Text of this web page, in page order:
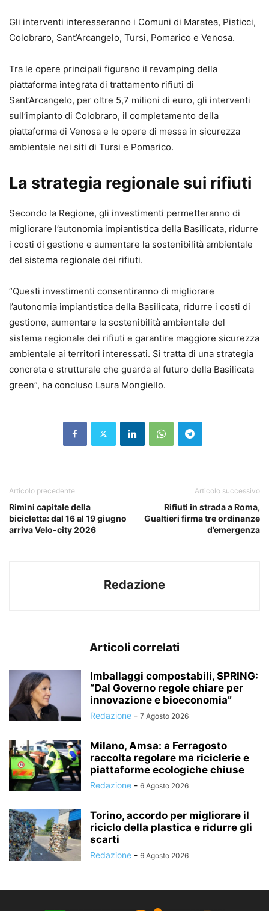
Gli interventi interesseranno i Comuni di Maratea, Pisticci,
Colobraro, Sant’Arcangelo, Tursi, Pomarico e Venosa.
Tra le opere principali figurano il revamping della
piattaforma integrata di trattamento rifiuti di
Sant’Arcangelo, per oltre 5,7 milioni di euro, gli interventi
sull’impianto di Colobraro, il completamento della
piattaforma di Venosa e le opere di messa in sicurezza
ambientale nei siti di Tursi e Pomarico.
La strategia regionale sui rifiuti
Secondo la Regione, gli investimenti permetteranno di
migliorare l’autonomia impiantistica della Basilicata, ridurre
i costi di gestione e aumentare la sostenibilità ambientale
del sistema regionale dei rifiuti.
“Questi investimenti consentiranno di migliorare
l’autonomia impiantistica della Basilicata, ridurre i costi di
gestione, aumentare la sostenibilità ambientale del
sistema regionale dei rifiuti e garantire maggiore sicurezza
ambientale ai territori interessati. Si tratta di una strategia
concreta e strutturale che guarda al futuro della Basilicata
green”, ha concluso Laura Mongiello.
Articolo precedente
Rimini capitale della
bicicletta: dal 16 al 19 giugno
arriva Velo-city 2026
Articolo successivo
Rifiuti in strada a Roma,
Gualtieri firma tre ordinanze
d’emergenza
Redazione
Articoli correlati
Imballaggi compostabili, SPRING:
“Dal Governo regole chiare per
innovazione e bioeconomia”
Redazione - 7 Agosto 2026
Milano, Amsa: a Ferragosto
raccolta regolare ma riciclerie e
piattaforme ecologiche chiuse
Redazione - 6 Agosto 2026
Torino, accordo per migliorare il
riciclo della plastica e ridurre gli
scarti
Redazione - 6 Agosto 2026